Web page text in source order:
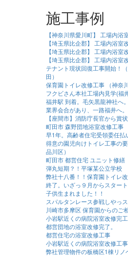
施工事例
【神奈川県愛川町】 工場内浴
【埼玉県比企郡】 工場内浴
【埼玉県比企郡】 工場内浴
【埼玉県比企郡】 工場内浴室
テナント現状回復工事開始！
田）
保育園トイレ改修工事 （神奈
フクビさん本社工場内見学(福
福井駅 到着。毛矢黒龍神社へ。
業界会合があり、一路福井へ。
【座間市】消防庁長官から賞状
町田市 森野団地浴室改修工事
早1年。高齢者住宅受領委任払
得意の園児向けトイレ工事の
品川区）
町田市 都営住宅 ユニット修繕
弾丸短期？！平塚某公立学校
弊社十八番！！保育園トイレ
終了。いざっ９月からスタート
子供生まれました！！
スパルタンレース参戦しやっス
川崎市多摩区 保育園からのご相
小岩駅近くの病院浴室改修完工
都営団地の浴室改修完了。
都営住宅の浴室改修工事
小岩駅近くの病院浴室改修工事
弊社管理物件の板橋区1棟リノ